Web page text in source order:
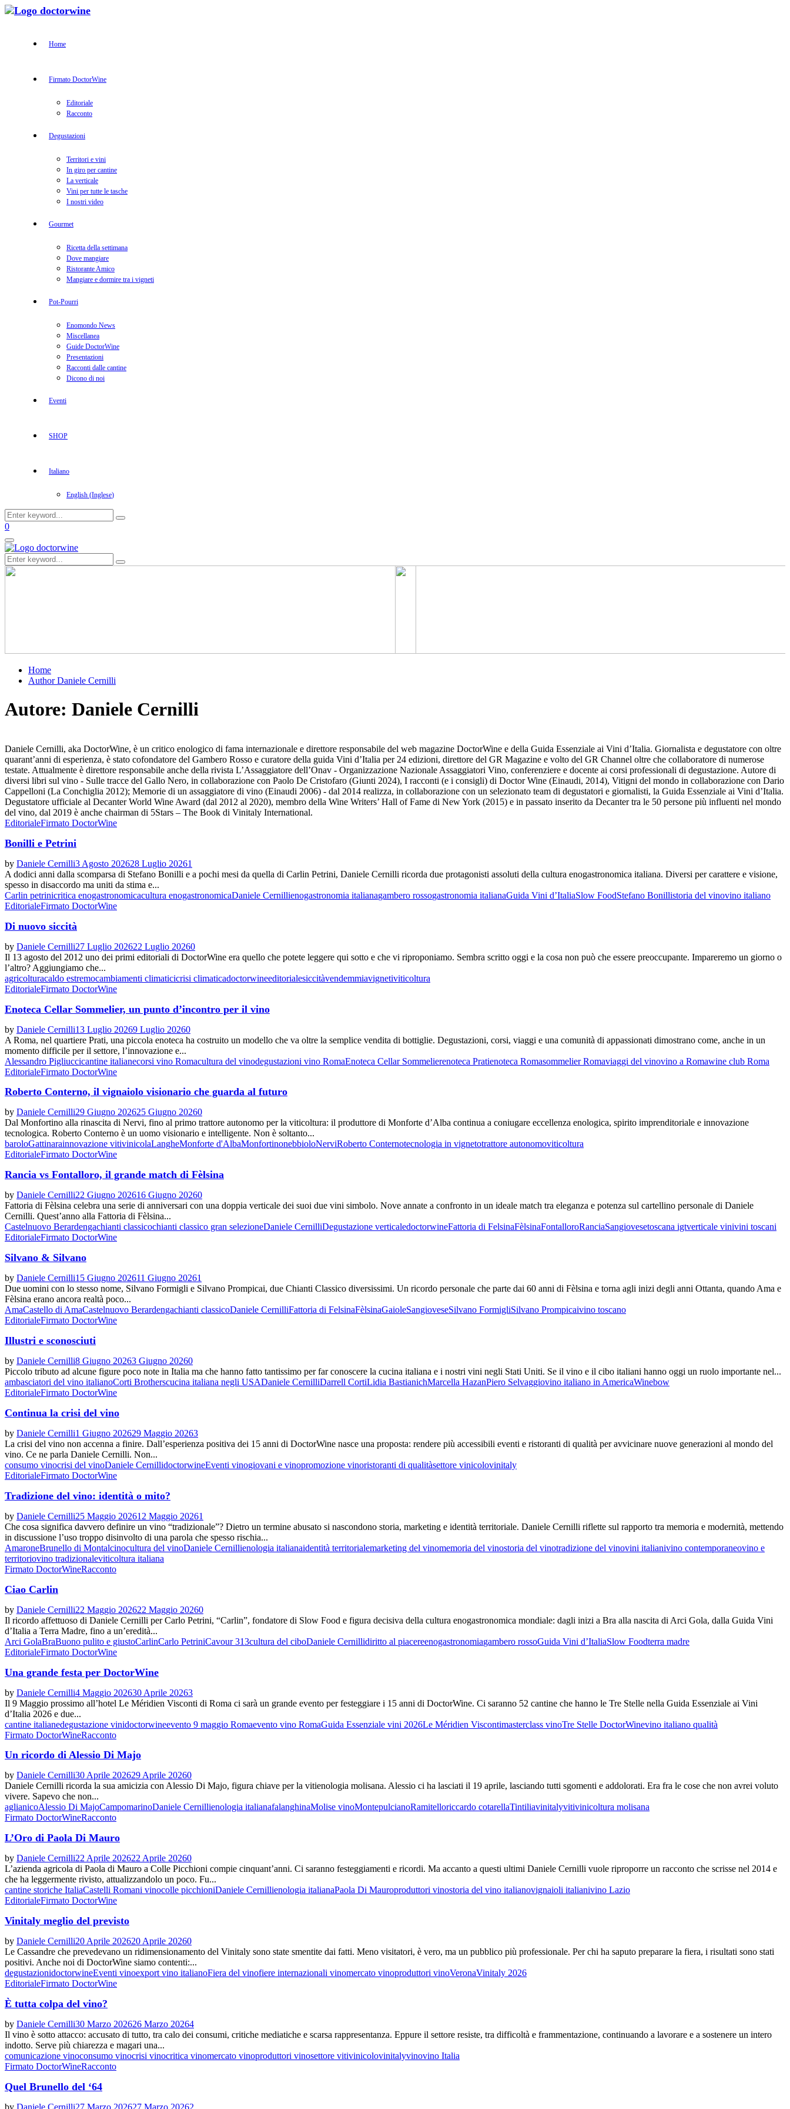
Home
Firmato DoctorWine
Editoriale
Racconto
Degustazioni
Territori e vini
In giro per cantine
La verticale
Vini per tutte le tasche
I nostri video
Gourmet
Ricetta della settimana
Dove mangiare
Ristorante Amico
Mangiare e dormire tra i vigneti
Pot-Pourri
Enomondo News
Miscellanea
Guide DoctorWine
Presentazioni
Racconti dalle cantine
Dicono di noi
Eventi
SHOP
Italiano
English (Inglese)
Search
for:
Search
Facebook
Twitter
Instagram
Linkedin
Youtube
0
Primary
Menu
Search
for:
Search
Home
AuthorDaniele Cernilli
Autore: Daniele Cernilli
Daniele Cernilli, aka DoctorWine, è un critico enologico di fama internazionale e direttore responsabile del web magazine DoctorWine e della Guida Essenziale ai Vini d’Italia. Giornalista e degustatore con oltre
quarant’anni di esperienza, è stato cofondatore del Gambero Rosso e curatore della guida Vini d’Italia per 24 edizioni, direttore del GR Magazine e volto del GR Channel oltre che collaboratore di numerose
testate. Attualmente è direttore responsabile anche della rivista L’Assaggiatore dell’Onav - Organizzazione Nazionale Assaggiatori Vino, conferenziere e docente ai corsi professionali di degustazione. Autore di
diversi libri sul vino - Sulle tracce del Gallo Nero, in collaborazione con Paolo De Cristofaro (Giunti 2024), I racconti (e i consigli) di Doctor Wine (Einaudi, 2014), Vitigni del mondo in collaborazione con Dario
Cappelloni (La Conchiglia 2012); Memorie di un assaggiatore di vino (Einaudi 2006) - dal 2014 realizza, in collaborazione con un selezionato team di degustatori e giornalisti, la Guida Essenziale ai Vini d’Italia.
Degustatore ufficiale al Decanter World Wine Award (dal 2012 al 2020), membro della Wine Writers’ Hall of Fame di New York (2015) e in passato inserito da Decanter tra le 50 persone più influenti nel mondo
del vino, dal 2019 è anche chairman di 5Stars – The Book di Vinitaly International.
EditorialeFirmato DoctorWine
Bonilli e Petrini
by Daniele Cernilli3 Agosto 202628 Luglio 20261
A dodici anni dalla scomparsa di Stefano Bonilli e a pochi mesi da quella di Carlin Petrini, Daniele Cernilli ricorda due protagonisti assoluti della cultura enogastronomica italiana. Diversi per carattere e visione,
spesso in disaccordo ma uniti da stima e...
Carlin petrinicritica enogastronomicacultura enogastronomicaDaniele Cernillienogastronomia italianagambero rossogastronomia italianaGuida Vini d’ItaliaSlow FoodStefano Bonillistoria del vinovino italiano
EditorialeFirmato DoctorWine
Di nuovo siccità
by Daniele Cernilli27 Luglio 202622 Luglio 20260
Il 13 agosto del 2012 uno dei primi editoriali di DoctorWine era quello che potete leggere qui sotto e che vi riproponiamo. Sembra scritto oggi e la cosa non può che essere preoccupante. Impareremo un giorno o
l’altro? Aggiungiamo che...
agricolturacaldo estremocambiamenti climaticicrisi climaticadoctorwineeditorialesiccitàvendemmiavignetiviticoltura
EditorialeFirmato DoctorWine
Enoteca Cellar Sommelier, un punto d’incontro per il vino
by Daniele Cernilli13 Luglio 20269 Luglio 20260
A Roma, nel quartiere Prati, una piccola enoteca ha costruito un modello che va oltre la semplice vendita di bottiglie. Degustazioni, corsi, viaggi e una comunità di appassionati dimostrano come, anche in un
momento difficile per il settore, l’innovazione e...
Alessandro Pigliuccicantine italianecorsi vino Romacultura del vinodegustazioni vino RomaEnoteca Cellar Sommelierenoteca Pratienoteca Romasommelier Romaviaggi del vinovino a Romawine club Roma
EditorialeFirmato DoctorWine
Roberto Conterno, il vignaiolo visionario che guarda al futuro
by Daniele Cernilli29 Giugno 202625 Giugno 20260
Dal Monfortino alla rinascita di Nervi, fino al primo trattore autonomo per la viticoltura: il produttore di Monforte d’Alba continua a coniugare eccellenza enologica, spirito imprenditoriale e innovazione
tecnologica. Roberto Conterno è un uomo visionario e intelligente. Non è soltanto...
baroloGattinarainnovazione vitivinicolaLangheMonforte d'AlbaMonfortinonebbioloNerviRoberto Conternotecnologia in vignetotrattore autonomoviticoltura
EditorialeFirmato DoctorWine
Rancia vs Fontalloro, il grande match di Fèlsina
by Daniele Cernilli22 Giugno 202616 Giugno 20260
Fattoria di Fèlsina celebra una serie di anniversari con una doppia verticale dei suoi due vini simbolo. Nove annate a confronto in un ideale match tra eleganza e potenza sul cartellino personale di Daniele
Cernilli. Quest’anno alla Fattoria di Fèlsina...
Castelnuovo Berardengachianti classicochianti classico gran selezioneDaniele CernilliDegustazione verticaledoctorwineFattoria di FelsinaFèlsinaFontalloroRanciaSangiovesetoscana igtverticale vinivini toscani
EditorialeFirmato DoctorWine
Silvano & Silvano
by Daniele Cernilli15 Giugno 202611 Giugno 20261
Due uomini con lo stesso nome, Silvano Formigli e Silvano Prompicai, due Chianti Classico diversissimi. Un ricordo personale che parte dai 60 anni di Fèlsina e torna agli inizi degli anni Ottanta, quando Ama e
Fèlsina erano ancora realtà poco...
AmaCastello di AmaCastelnuovo Berardengachianti classicoDaniele CernilliFattoria di FelsinaFèlsinaGaioleSangioveseSilvano FormigliSilvano Prompicaivino toscano
EditorialeFirmato DoctorWine
Illustri e sconosciuti
by Daniele Cernilli8 Giugno 20263 Giugno 20260
Piccolo tributo ad alcune figure poco note in Italia ma che hanno fatto tantissimo per far conoscere la cucina italiana e i nostri vini negli Stati Uniti. Se il vino e il cibo italiani hanno oggi un ruolo importante nel...
ambasciatori del vino italianoCorti Brotherscucina italiana negli USADaniele CernilliDarrell CortiLidia BastianichMarcella HazanPiero Selvaggiovino italiano in AmericaWinebow
EditorialeFirmato DoctorWine
Continua la crisi del vino
by Daniele Cernilli1 Giugno 202629 Maggio 20263
La crisi del vino non accenna a finire. Dall’esperienza positiva dei 15 anni di DoctorWine nasce una proposta: rendere più accessibili eventi e ristoranti di qualità per avvicinare nuove generazioni al mondo del
vino. Ce ne parla Daniele Cernilli. Non...
consumo vinocrisi del vinoDaniele CernillidoctorwineEventi vinogiovani e vinopromozione vinoristoranti di qualitàsettore vinicolovinitaly
EditorialeFirmato DoctorWine
Tradizione del vino: identità o mito?
by Daniele Cernilli25 Maggio 202612 Maggio 20261
Che cosa significa davvero definire un vino “tradizionale”? Dietro un termine abusato si nascondono storia, marketing e identità territoriale. Daniele Cernilli riflette sul rapporto tra memoria e modernità, mettendo
in discussione l’uso troppo disinvolto di una parola che spesso rischia...
AmaroneBrunello di Montalcinocultura del vinoDaniele Cernillienologia italianaidentità territorialemarketing del vinomemoria del vinostoria del vinotradizione del vinovini italianivino contemporaneovino e
territoriovino tradizionaleviticoltura italiana
Firmato DoctorWineRacconto
Ciao Carlin
by Daniele Cernilli22 Maggio 202622 Maggio 20260
Il ricordo affettuoso di Daniele Cernilli per Carlo Petrini, “Carlin”, fondatore di Slow Food e figura decisiva della cultura enogastronomica mondiale: dagli inizi a Bra alla nascita di Arci Gola, dalla Guida Vini
d’Italia a Terra Madre, fino a un’eredità...
Arci GolaBraBuono pulito e giustoCarlinCarlo PetriniCavour 313cultura del ciboDaniele Cernillidiritto al piacereenogastronomiagambero rossoGuida Vini d’ItaliaSlow Foodterra madre
EditorialeFirmato DoctorWine
Una grande festa per DoctorWine
by Daniele Cernilli4 Maggio 202630 Aprile 20263
Il 9 Maggio prossimo all’hotel Le Méridien Visconti di Roma ci sarà un grande evento per festeggiare i 15 anni di DoctorWine. Ci saranno 52 cantine che hanno le Tre Stelle nella Guida Essenziale ai Vini
d’Italia 2026 e due...
cantine italianedegustazione vinidoctorwineevento 9 maggio Romaevento vino RomaGuida Essenziale vini 2026Le Méridien Viscontimasterclass vinoTre Stelle DoctorWinevino italiano qualità
Firmato DoctorWineRacconto
Un ricordo di Alessio Di Majo
by Daniele Cernilli30 Aprile 202629 Aprile 20260
Daniele Cernilli ricorda la sua amicizia con Alessio Di Majo, figura chiave per la vitienologia molisana. Alessio ci ha lasciati il 19 aprile, lasciando tutti sgomenti e addolorati. Era fra le cose che non avrei voluto
vivere. Sapevo che non...
aglianicoAlessio Di MajoCampomarinoDaniele Cernillienologia italianafalanghinaMolise vinoMontepulcianoRamitelloriccardo cotarellaTintiliavinitalyvitivinicoltura molisana
Firmato DoctorWineRacconto
L’Oro di Paola Di Mauro
by Daniele Cernilli22 Aprile 202622 Aprile 20260
L’azienda agricola di Paola di Mauro a Colle Picchioni compie cinquant’anni. Ci saranno festeggiamenti e ricordi. Ma accanto a questi ultimi Daniele Cernilli vuole riproporre un racconto che scrisse nel 2014 e
che ha leggermente rivisto, attualizzandolo un poco. Fu...
cantine storiche ItaliaCastelli Romani vinocolle picchioniDaniele Cernillienologia italianaPaola Di Mauroproduttori vinostoria del vino italianovignaioli italianivino Lazio
EditorialeFirmato DoctorWine
Vinitaly meglio del previsto
by Daniele Cernilli20 Aprile 202620 Aprile 20260
Le Cassandre che prevedevano un ridimensionamento del Vinitaly sono state smentite dai fatti. Meno visitatori, è vero, ma un pubblico più professionale. Per chi ha saputo preparare la fiera, i risultati sono stati
positivi. Anche noi di DoctorWine siamo contenti:...
degustazionidoctorwineEventi vinoexport vino italianoFiera del vinofiere internazionali vinomercato vinoproduttori vinoVeronaVinitaly 2026
EditorialeFirmato DoctorWine
È tutta colpa del vino?
by Daniele Cernilli30 Marzo 202626 Marzo 20264
Il vino è sotto attacco: accusato di tutto, tra calo dei consumi, critiche mediatiche e scarsa rappresentanza. Eppure il settore resiste, tra difficoltà e frammentazione, continuando a lavorare e a sostenere un intero
indotto. Serve più chiarezza e magari una...
comunicazione vinoconsumo vinocrisi vinocritica vinomercato vinoproduttori vinosettore vitivinicolovinitalyvinovino Italia
Firmato DoctorWineRacconto
Quel Brunello del ‘64
by Daniele Cernilli27 Marzo 202627 Marzo 20262